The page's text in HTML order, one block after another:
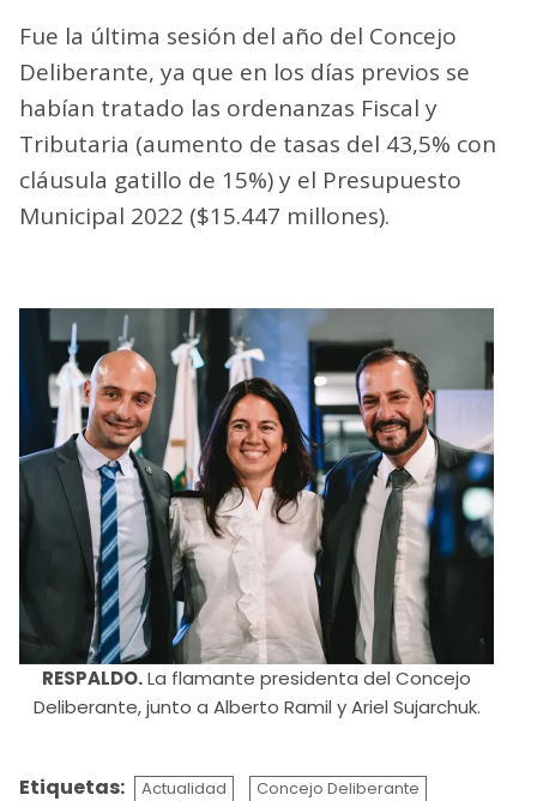
Fue la última sesión del año del Concejo
Deliberante, ya que en los días previos se
habían tratado las ordenanzas Fiscal y
Tributaria (aumento de tasas del 43,5% con
cláusula gatillo de 15%) y el Presupuesto
Municipal 2022 ($15.447 millones).
RESPALDO.La flamante presidenta del Concejo
Deliberante, junto a Alberto Ramil y Ariel Sujarchuk.
Etiquetas: Actualidad Concejo Deliberante